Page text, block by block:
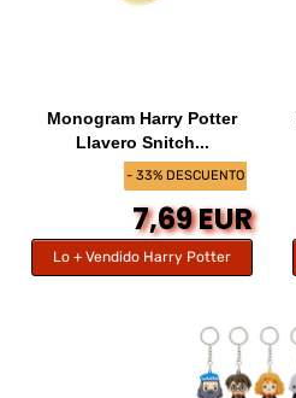
- 33% DESCUENTO
Monogram Harry Potter
Llavero Snitch...
7,69 EUR
Lo + Vendido Harry Potter